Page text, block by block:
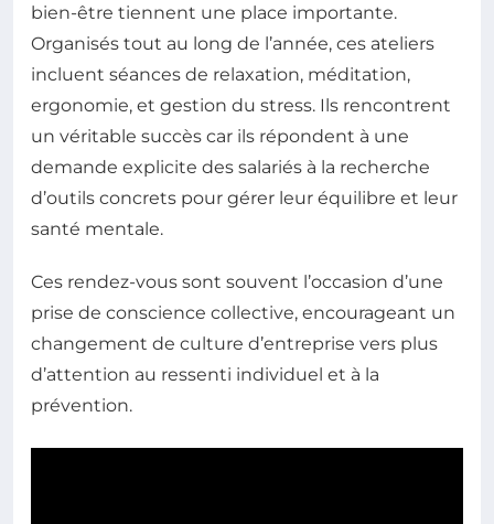
bien-être tiennent une place importante.
Organisés tout au long de l’année, ces ateliers
incluent séances de relaxation, méditation,
ergonomie, et gestion du stress. Ils rencontrent
un véritable succès car ils répondent à une
demande explicite des salariés à la recherche
d’outils concrets pour gérer leur équilibre et leur
santé mentale.
Ces rendez-vous sont souvent l’occasion d’une
prise de conscience collective, encourageant un
changement de culture d’entreprise vers plus
d’attention au ressenti individuel et à la
prévention.